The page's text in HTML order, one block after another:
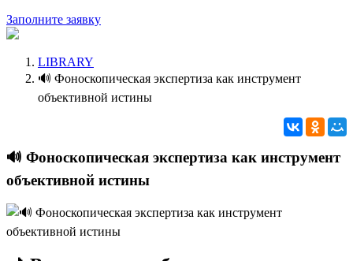
Заполните заявку
LIBRARY
🔊 Фоноскопическая экспертиза как инструмент
объективной истины
🔊 Фоноскопическая экспертиза как инструмент
объективной истины